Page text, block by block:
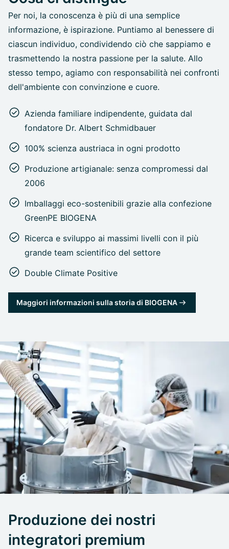
Per noi, la conoscenza è più di una semplice
informazione, è ispirazione. Puntiamo al benessere di
ciascun individuo, condividendo ciò che sappiamo e
trasmettendo la nostra passione per la salute. Allo
stesso tempo, agiamo con responsabilità nei confronti
dell'ambiente con convinzione e cuore.
Azienda familiare indipendente, guidata dal
fondatore Dr. Albert Schmidbauer
100% scienza austriaca in ogni prodotto
Produzione artigianale: senza compromessi dal
2006
Imballaggi eco-sostenibili grazie alla confezione
GreenPE BIOGENA
Ricerca e sviluppo ai massimi livelli con il più
grande team scientifico del settore
Double Climate Positive
Maggiori informazioni sulla storia di BIOGENA
Produzione dei nostri
integratori premium